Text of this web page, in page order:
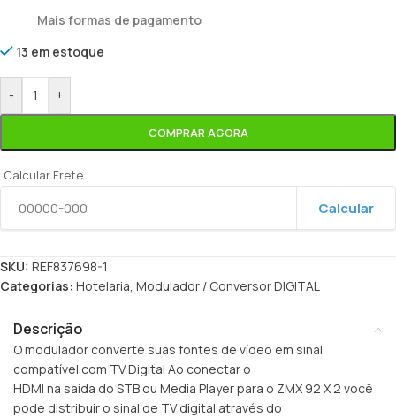
Mais formas de pagamento
13 em estoque
- +
COMPRAR AGORA
Calcular Frete
Calcular
SKU: REF837698-1
Categorias: Hotelaria, Modulador / Conversor DIGITAL
Descrição
O modulador converte suas fontes de vídeo em sinal
compatível com TV Digital Ao conectar o
HDMI na saída do STB ou Media Player para o ZMX 92 X 2 você
pode distribuir o sinal de TV digital através do